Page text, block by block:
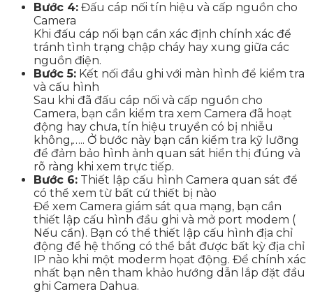
Bước 4: Đấu cáp nối tín hiệu và cấp nguồn cho
Camera
Khi đấu cáp nối bạn cần xác định chính xác để
tránh tình trạng chập cháy hay xung giữa các
nguồn điện.
Bước 5: Kết nối đầu ghi với màn hình để kiểm tra
và cấu hình
Sau khi đã đấu cáp nối và cấp nguồn cho
Camera, bạn cần kiểm tra xem Camera đã hoạt
động hay chưa, tín hiệu truyền có bị nhiễu
không,….. Ở bước này bạn cần kiểm tra kỹ lưỡng
để đảm bảo hình ảnh quan sát hiển thị đúng và
rõ ràng khi xem trực tiếp.
Bước 6: Thiết lập cấu hình Camera quan sát để
có thể xem từ bất cứ thiết bị nào
Để xem Camera giám sát qua mạng, bạn cần
thiết lập cấu hình đầu ghi và mở port modem (
Nếu cần). Bạn có thể thiết lập cấu hình địa chỉ
động để hệ thống có thể bắt được bất kỳ địa chỉ
IP nào khi một moderm họat động. Để chính xác
nhất bạn nên tham khảo hướng dẫn lắp đặt đầu
ghi Camera Dahua.